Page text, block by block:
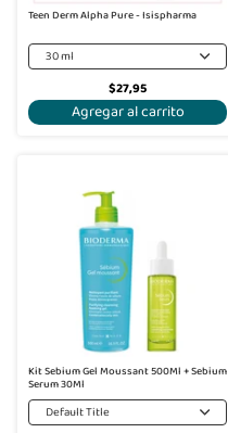
Teen Derm Alpha Pure - Isispharma
30 ml
$27,95
Agregar al carrito
Kit Sebium Gel Moussant 500Ml + Sebium
Serum 30Ml
Default Title